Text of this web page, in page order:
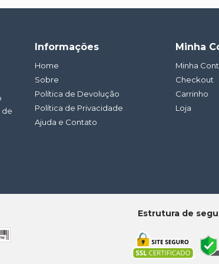
de
Informações
Home
Sobre
Política de Devolução
Política de Privacidade
Ajuda e Contato
Minha
Minha
Checkout
Carrinho
Loja
Estrutura de